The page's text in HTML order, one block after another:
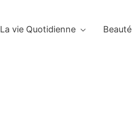
La vie Quotidienne Beauté